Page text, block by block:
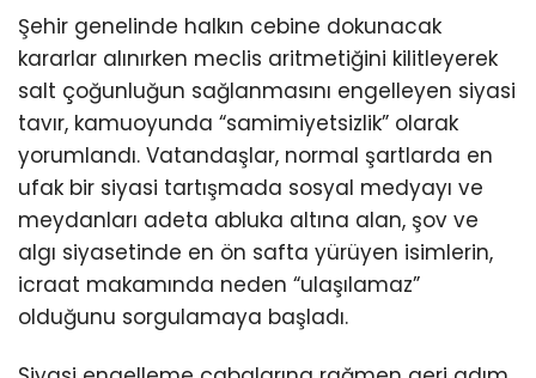
Şehir genelinde halkın cebine dokunacak
kararlar alınırken meclis aritmetiğini kilitleyerek
salt çoğunluğun sağlanmasını engelleyen siyasi
tavır, kamuoyunda “samimiyetsizlik” olarak
yorumlandı. Vatandaşlar, normal şartlarda en
ufak bir siyasi tartışmada sosyal medyayı ve
meydanları adeta abluka altına alan, şov ve
algı siyasetinde en ön safta yürüyen isimlerin,
icraat makamında neden “ulaşılamaz”
olduğunu sorgulamaya başladı.